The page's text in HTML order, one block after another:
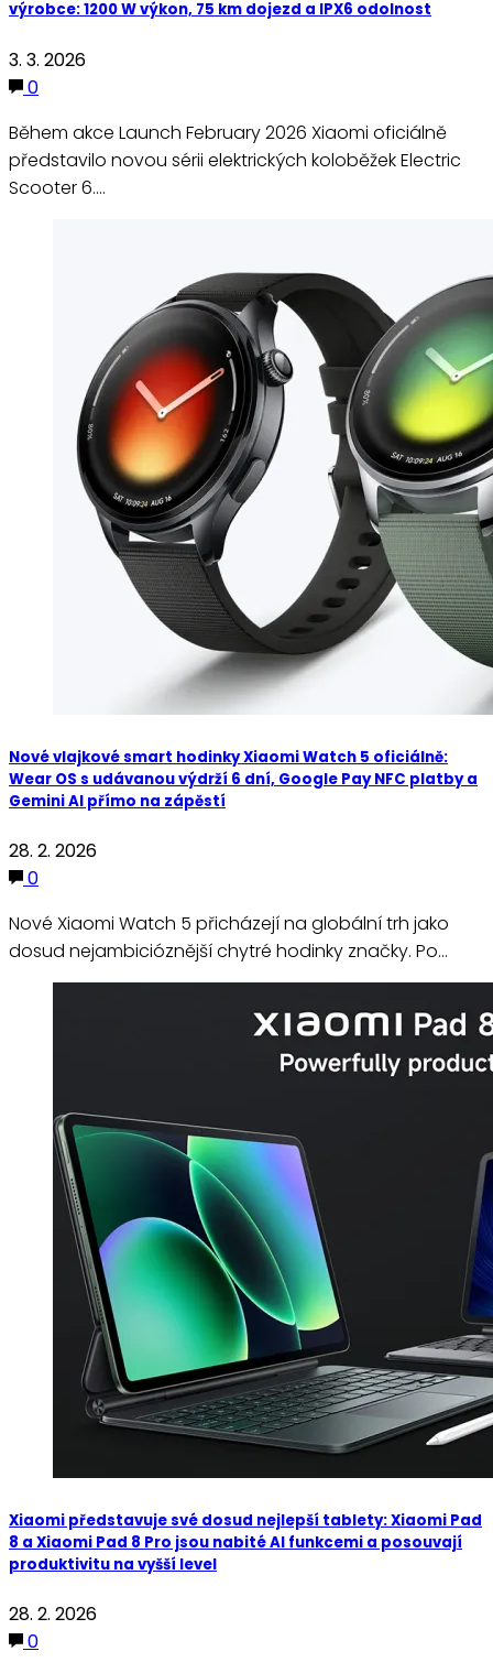
výrobce: 1200 W výkon, 75 km dojezd a IPX6 odolnost
3. 3. 2026
0
Během akce Launch February 2026 Xiaomi oficiálně
představilo novou sérii elektrických koloběžek Electric
Scooter 6.…
Nové vlajkové smart hodinky Xiaomi Watch 5 oficiálně:
Wear OS s udávanou výdrží 6 dní, Google Pay NFC platby a
Gemini AI přímo na zápěstí
28. 2. 2026
0
Nové Xiaomi Watch 5 přicházejí na globální trh jako
dosud nejambicióznější chytré hodinky značky. Po…
Xiaomi představuje své dosud nejlepší tablety: Xiaomi Pad
8 a Xiaomi Pad 8 Pro jsou nabité AI funkcemi a posouvají
produktivitu na vyšší level
28. 2. 2026
0